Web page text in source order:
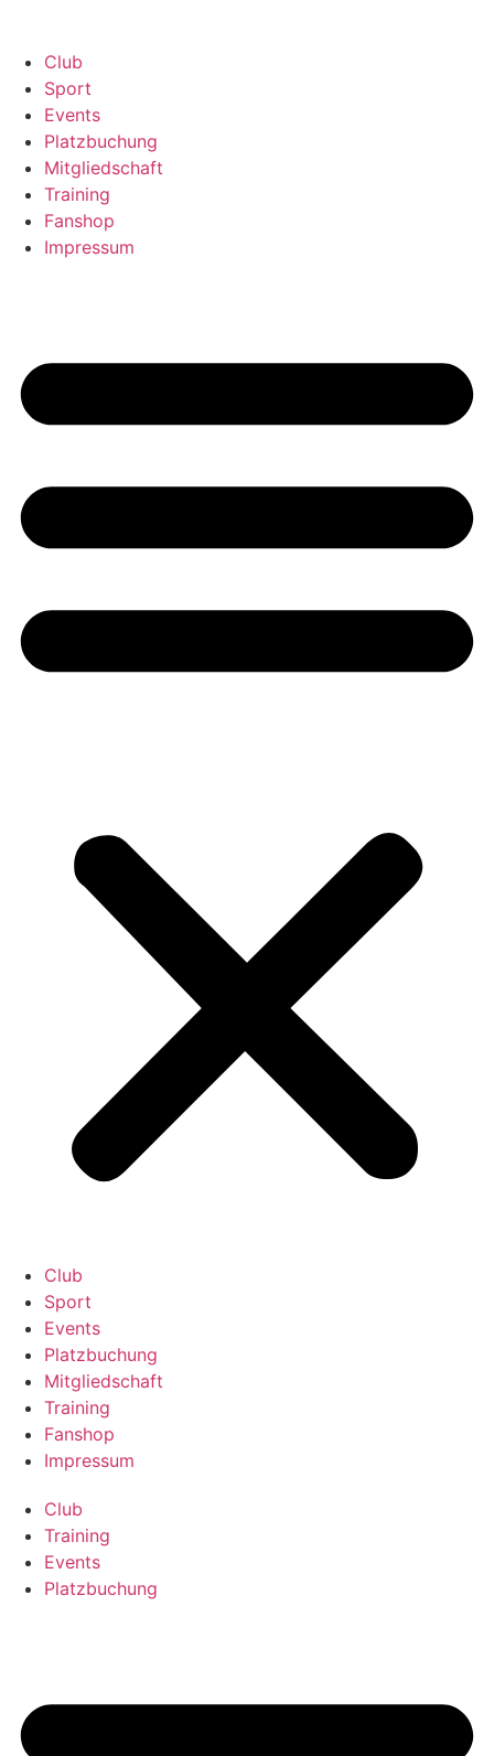
springen
Club
Sport
Events
Platzbuchung
Mitgliedschaft
Training
Fanshop
Impressum
Club
Sport
Events
Platzbuchung
Mitgliedschaft
Training
Fanshop
Impressum
Club
Training
Events
Platzbuchung